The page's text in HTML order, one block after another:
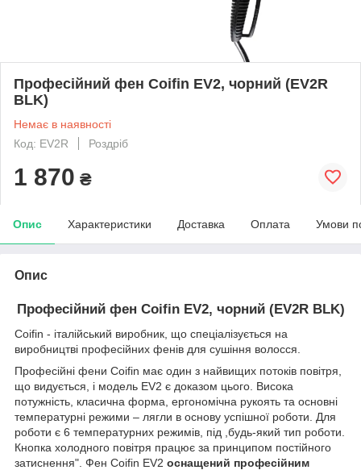
Професійний фен Coifin EV2, чорний (EV2R
BLK)
Немає в наявності
Код: EV2R
Роздріб
1 870 ₴
Опис Характеристики Доставка Оплата Умови
Опис
Професійний фен Coifin EV2, чорний (EV2R BLK)
Coifin - італійський виробник, що спеціалізується на
виробництві професійних фенів для сушіння волосся.
Професійні фени Coifin має один з найвищих потоків повітря,
що видується, і модель EV2 є доказом цього. Висока
потужність, класична форма, ергономічна рукоять та основні
температурні режими – лягли в основу успішної роботи. Для
роботи є 6 температурних режимів, під ,будь-який тип роботи.
Кнопка холодного повітря працює за принципом постійного
затиснення". Фен Coifin EV2 оснащений професійним